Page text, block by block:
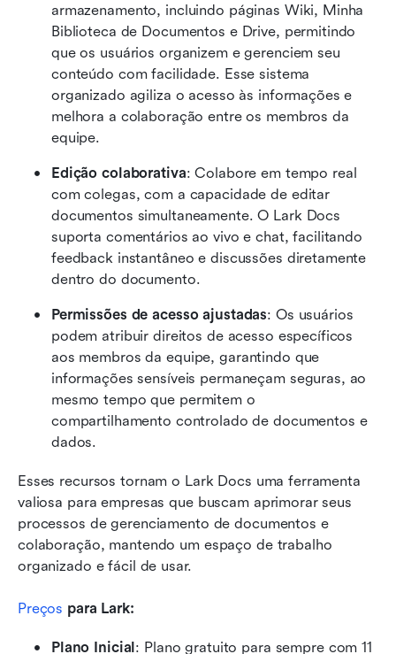
armazenamento, incluindo páginas Wiki, Minha
Biblioteca de Documentos e Drive, permitindo
que os usuários organizem e gerenciem seu
conteúdo com facilidade. Esse sistema
organizado agiliza o acesso às informações e
melhora a colaboração entre os membros da
equipe.
Edição colaborativa: Colabore em tempo real
com colegas, com a capacidade de editar
documentos simultaneamente. O Lark Docs
suporta comentários ao vivo e chat, facilitando
feedback instantâneo e discussões diretamente
dentro do documento.
Permissões de acesso ajustadas: Os usuários
podem atribuir direitos de acesso específicos
aos membros da equipe, garantindo que
informações sensíveis permaneçam seguras, ao
mesmo tempo que permitem o
compartilhamento controlado de documentos e
dados.
Esses recursos tornam o Lark Docs uma ferramenta
valiosa para empresas que buscam aprimorar seus
processos de gerenciamento de documentos e
colaboração, mantendo um espaço de trabalho
organizado e fácil de usar.
Preços para Lark:
Plano Inicial: Plano gratuito para sempre com 11